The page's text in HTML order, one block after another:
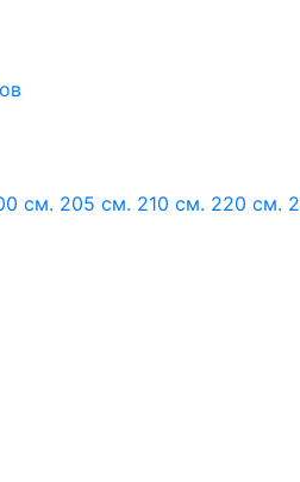
см. 205 см. 210 см. 220 см.